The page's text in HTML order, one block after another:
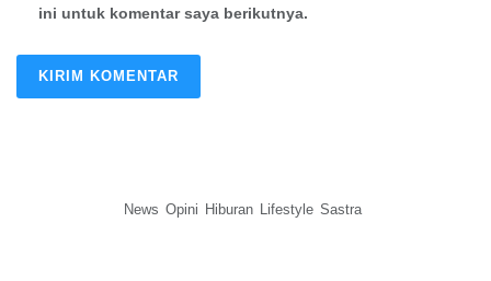
ini untuk komentar saya berikutnya.
News Opini Hiburan Lifestyle Sastra